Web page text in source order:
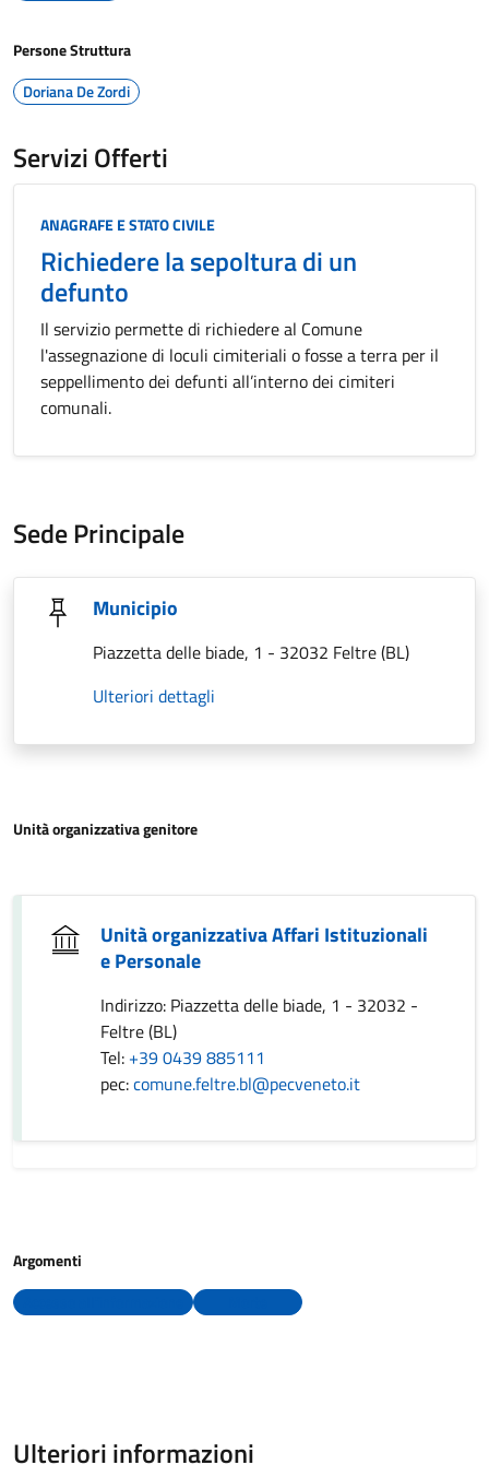
Persone Struttura
Doriana De Zordi
Servizi Offerti
Categoria:
ANAGRAFE E STATO CIVILE
Richiedere la sepoltura di un
defunto
Il servizio permette di richiedere al Comune
l'assegnazione di loculi cimiteriali o fosse a terra per il
seppellimento dei defunti all’interno dei cimiteri
comunali.
Sede Principale
Municipio
Piazzetta delle biade, 1 - 32032 Feltre (BL)
Ulteriori dettagli
Unità organizzativa genitore
Unità organizzativa Affari Istituzionali
e Personale
Indirizzo: Piazzetta delle biade, 1 - 32032 -
Feltre (BL)
Tel: +39 0439 885111
pec:comune.feltre.bl@pecveneto.it
Argomenti
Ulteriori informazioni